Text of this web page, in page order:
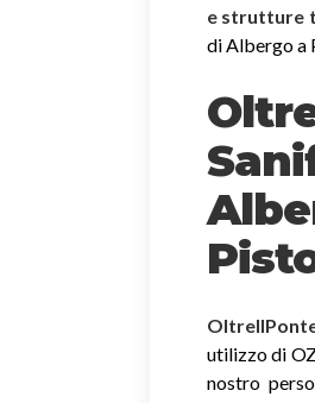
e strutture
di Albergo a
utilizzo di
nostro